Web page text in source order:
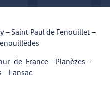
– Saint Paul de Fenouillet –
de-France – Planèzes –
– Lansac